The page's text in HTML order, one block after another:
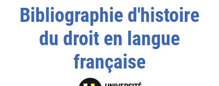
Bibliographie d'histoire
du droit en langue
française